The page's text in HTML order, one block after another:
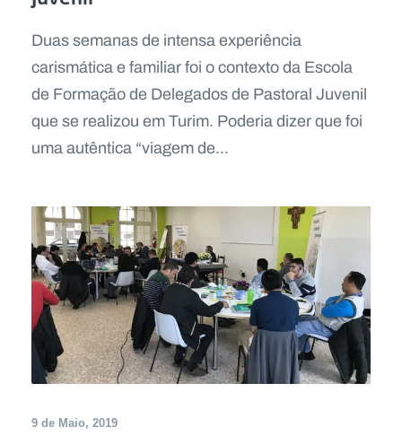
Duas semanas de intensa experiência
carismática e familiar foi o contexto da Escola
de Formação de Delegados de Pastoral Juvenil
que se realizou em Turim. Poderia dizer que foi
uma autêntica “viagem de...
9 de Maio, 2019